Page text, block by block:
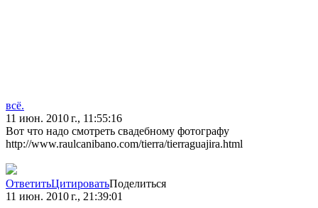
всё.
11 июн. 2010 г., 11:55:16
Вот что надо смотреть свадебному фотографу
http://www.raulcanibano.com/tierra/tierraguajira.html
ОтветитьЦитироватьПоделиться
11 июн. 2010 г., 21:39:01